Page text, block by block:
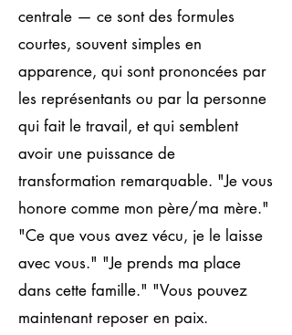
centrale — ce sont des formules
courtes, souvent simples en
apparence, qui sont prononcées par
les représentants ou par la personne
qui fait le travail, et qui semblent
avoir une puissance de
transformation remarquable. "Je vous
honore comme mon père/ma mère."
"Ce que vous avez vécu, je le laisse
avec vous." "Je prends ma place
dans cette famille." "Vous pouvez
maintenant reposer en paix.